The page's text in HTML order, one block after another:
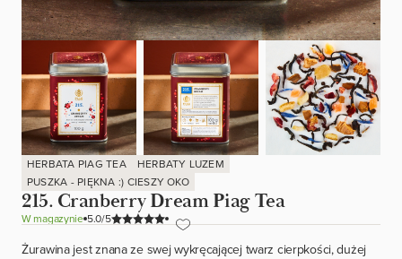
HERBATA PIAG TEA
HERBATY LUZEM
PUSZKA - PIĘKNA :) CIESZY OKO
215. Cranberry Dream Piag Tea
W magazynie /5
Żurawina jest znana ze swej wykręcającej twarz cierpkości, dużej